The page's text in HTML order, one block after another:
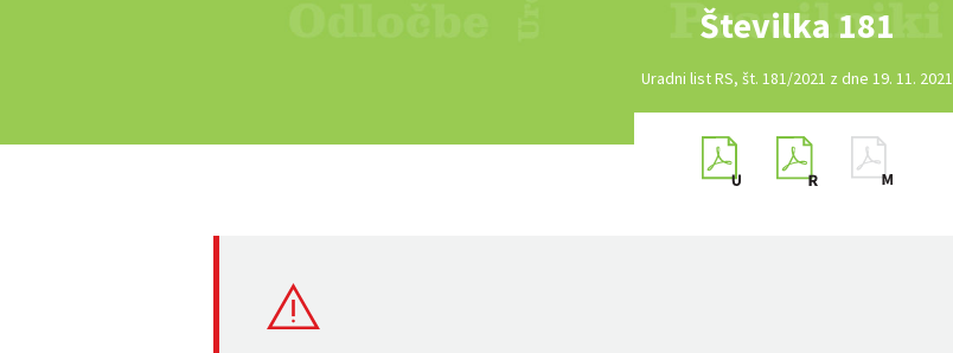
Številka 181
Uradni list RS, št. 181/2021 z dne 19. 11. 2021